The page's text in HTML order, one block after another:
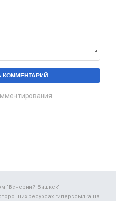
"Вечерний Бишкек"
ресурсах гиперссылка на